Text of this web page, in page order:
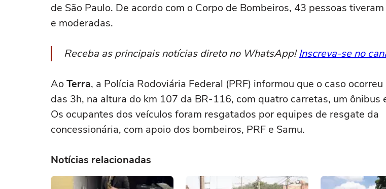
de São Paulo. De acordo com o Corpo de Bombeiros, 43 pessoas
e moderadas.
Receba as principais notícias direto no WhatsApp!Inscreva-se no
AoTerra, a Polícia Rodoviária Federal (PRF) informou que o caso
das 3h, na altura do km 107 da BR-116, com quatro carretas, um ônibus
Os ocupantes dos veículos foram resgatados por equipes de resgate da
concessionária, com apoio dos bombeiros, PRF e Samu.
Notícias relacionadas